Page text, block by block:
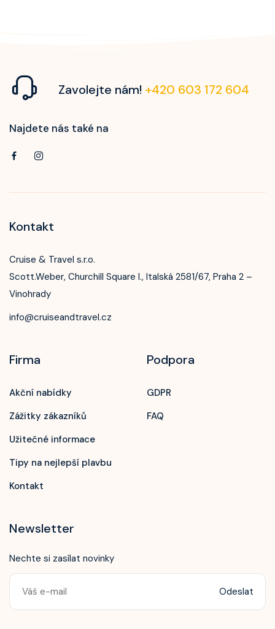
Zavolejte nám!
+420 603 172 604
Zavolejte nám! +420 603 172 604
Najdete nás také na
Kontakt
Cruise & Travel s.r.o.
Scott.Weber, Churchill Square I., Italská 2581/67, Praha 2 –
Vinohrady
info@cruiseandtravel.cz
Firma
Akční nabídky
Zážitky zákazníků
Užitečné informace
Tipy na nejlepší plavbu
Kontakt
Podpora
GDPR
FAQ
Newsletter
Nechte si zasílat novinky
Odeslat